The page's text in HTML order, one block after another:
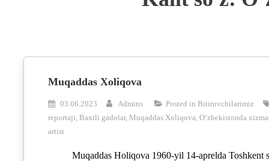
Muqaddas Xoliqova
03.06.2023 Admins Posted in Bitiruvchilarimiz
reportaji, Baxtli gadolar, Muqaddas Xoliqova, O‘zbekistonda
artist
Muqaddas Holiqova 1960-yil 14-aprelda Toshkent